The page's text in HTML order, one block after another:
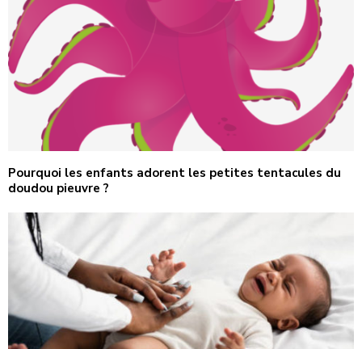
Pourquoi les enfants adorent les petites tentacules du
doudou pieuvre ?